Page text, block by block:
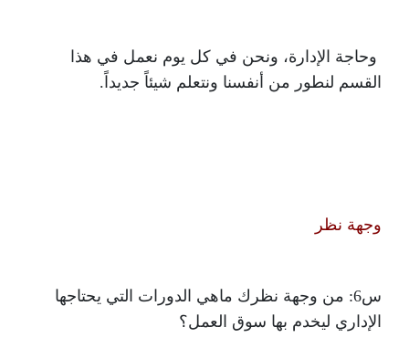
وحاجة الإدارة، ونحن في كل يوم نعمل في هذا
القسم لنطور من أنفسنا ونتعلم شيئاً جديداً.
وجهة نظر
س6: من وجهة نظرك ماهي الدورات التي يحتاجها
الإداري ليخدم بها سوق العمل؟